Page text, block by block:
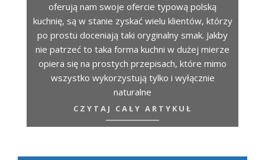
oferują nam swoje ofercie typową polską
kuchnię, są w stanie zyskać wielu klientów, którzy
po prostu doceniają taki oryginalny smak. Jakby
nie patrzeć to taka forma kuchni w dużej mierze
opiera się na prostych przepisach, które mimo
wszystko wykorzystują tylko i wyłącznie
naturalne
CZYTAJ CAŁY ARTYKUŁ